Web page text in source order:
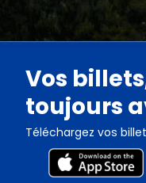
Vos
toujours
Téléchargez vos